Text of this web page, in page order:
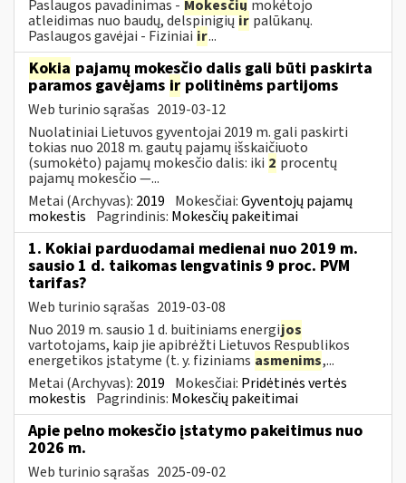
Paslaugos pavadinimas - Mokesčių mokėtojo
atleidimas nuo baudų, delspinigiųir palūkanų.
Paslaugos gavėjai - Fiziniai ir...
Kokia pajamų mokesčio dalis gali būti paskirta
paramos gavėjams ir politinėms partijoms
Web turinio sąrašas 2019-03-12
Nuolatiniai Lietuvos gyventojai 2019 m. gali paskirti
tokias nuo 2018 m. gautų pajamų išskaičiuoto
(sumokėto) pajamų mokesčio dalis: iki 2 procentų
pajamų mokesčio —...
Metai (Archyvas): 2019 Mokesčiai:Gyventojų pajamų
mokestis Pagrindinis: Mokesčių pakeitimai
1. Kokiai parduodamai medienai nuo 2019 m.
sausio 1 d. taikomas lengvatinis 9 proc. PVM
tarifas?
Web turinio sąrašas 2019-03-08
Nuo 2019 m. sausio 1 d. buitiniams energijos
vartotojams, kaip jie apibrėžti Lietuvos Respublikos
energetikos įstatyme (t. y. fiziniams asmenims,...
Metai (Archyvas): 2019 Mokesčiai: Pridėtinės vertės
mokestis Pagrindinis: Mokesčių pakeitimai
Apie pelno mokesčio įstatymo pakeitimus nuo
2026 m.
Web turinio sąrašas 2025-09-02